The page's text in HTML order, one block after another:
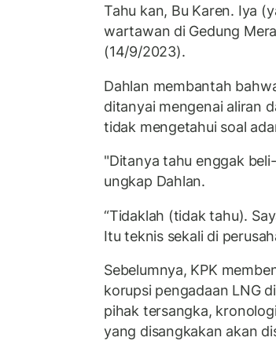
Tahu kan, Bu Karen. Iya
wartawan di Gedung
(14/9/2023).
Dahlan membantah
ditanyai mengenai aliran
tidak mengetahui soal
"Ditanya tahu enggak
ungkap Dahlan.
“Tidaklah (tidak tahu).
Itu teknis sekali di
Sebelumnya, KPK
korupsi pengadaan LNG
pihak tersangka,
yang disangkakan akan